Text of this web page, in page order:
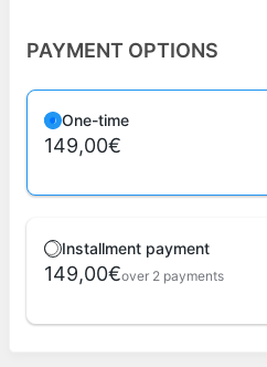
PAYMENT OPTIONS
One-time
149,00€
Installment payment
149,00€over 2 payments